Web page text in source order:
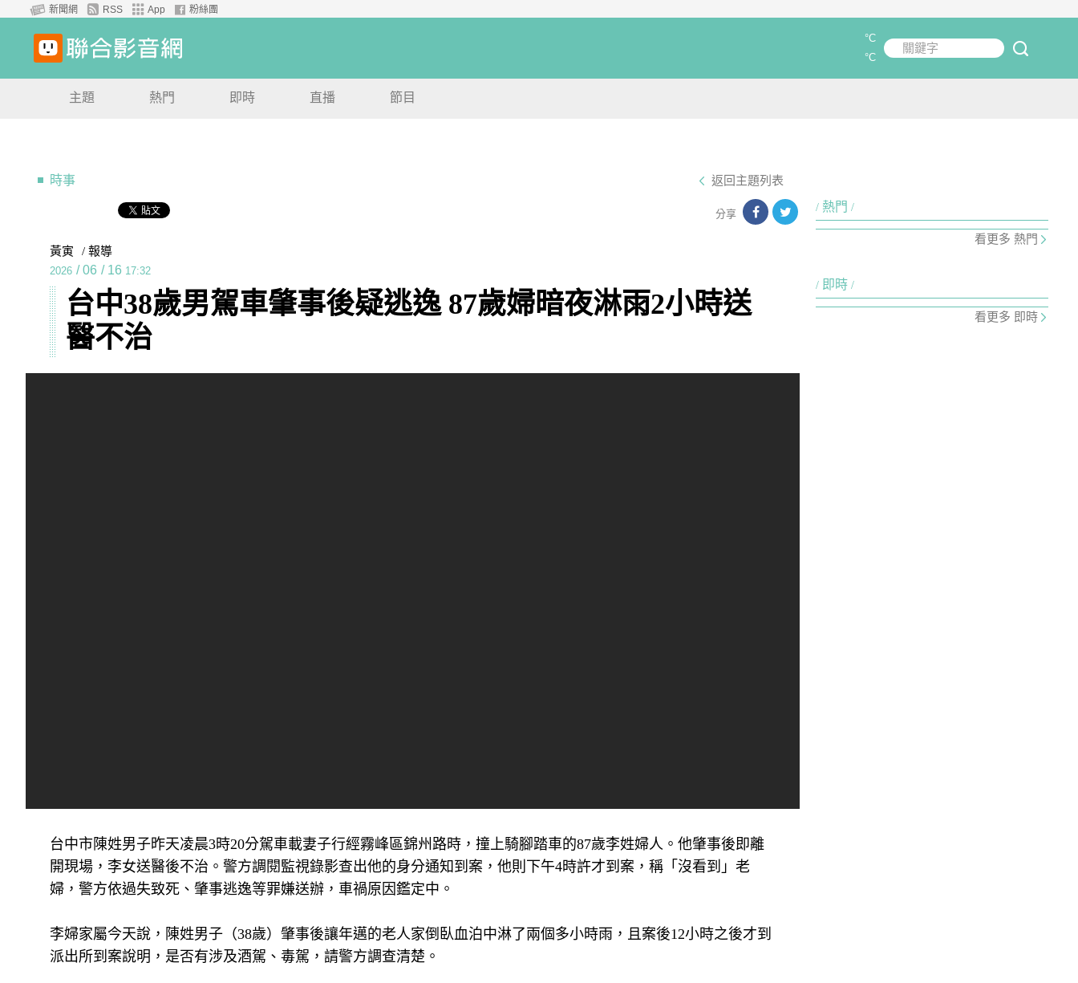
新聞網 RSS App 粉絲團
關鍵字
°C
°C
主題 熱門 即時 直播 節目
時事 返回主題列表
分享
黃寅 / 報導
2026 / 06 / 16 17:32
台中38歲男駕車肇事後疑逃逸 87歲婦暗夜淋雨2小時送
醫不治
台中市陳姓男子昨天凌晨3時20分駕車載妻子行經霧峰區錦州路時，撞上騎腳踏車的87歲李姓婦人。他肇事後即離
開現場，李女送醫後不治。警方調閱監視錄影查出他的身分通知到案，他則下午4時許才到案，稱「沒看到」老
婦，警方依過失致死、肇事逃逸等罪嫌送辦，車禍原因鑑定中。
李婦家屬今天說，陳姓男子（38歲）肇事後讓年邁的老人家倒臥血泊中淋了兩個多小時雨，且案後12小時之後才到
派出所到案說明，是否有涉及酒駕、毒駕，請警方調查清楚。
熱門
看更多 熱門
即時
看更多 即時